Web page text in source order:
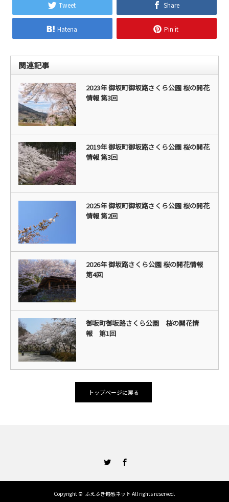
Tweet Share
Hatena Pin it
関連記事
2023年 御坂町御坂路さくら公園 桜の開花
情報 第3回
2019年 御坂町御坂路さくら公園 桜の開花
情報 第3回
2025年 御坂町御坂路さくら公園 桜の開花
情報 第2回
2026年 御坂路さくら公園 桜の開花情報
第4回
御坂町御坂路さくら公園 桜の開花情
報 第1回
トップページに戻る
Copyright © ふえふき旬感ネット All rights reserved.